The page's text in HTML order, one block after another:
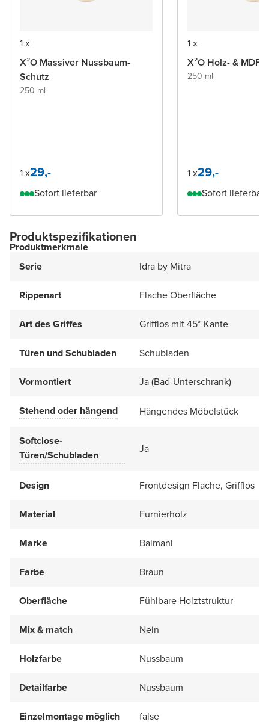
1 x
X²O Massiver Nussbaum-
Schutz
250 ml
1 x29,-
Sofort lieferbar
1 x
X²O Holz- &
250 ml
1 x29,-
Sofort lieferbar
Produktspezifikationen
Produktmerkmale
Serie
Idra by Mitra
Rippenart Flache Oberfläche
Art des Griffes Grifflos mit 45°-Kante
Türen und Schubladen Schubladen
Vormontiert Ja (Bad-Unterschrank)
Stehend oder hängend Hängendes Möbelstück
Softclose-
Türen/Schubladen
Ja
Design Frontdesign Flache, Grifflos
Material Furnierholz
Marke Balmani
Farbe Braun
Oberfläche Fühlbare Holztstruktur
Mix & match Nein
Holzfarbe Nussbaum
Detailfarbe Nussbaum
Einzelmontage möglich false